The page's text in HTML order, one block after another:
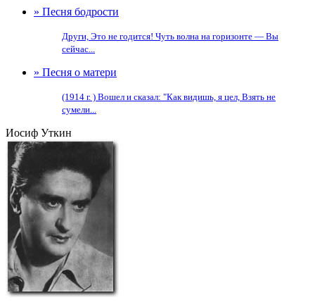
» Песня бодрости
Други, Это не годится! Чуть волна на горизонте — Вы
сейчас...
» Песня о матери
(1914 г. ) Вошел и сказал: "Как видишь, я цел, Взять не
сумели...
Иосиф Уткин